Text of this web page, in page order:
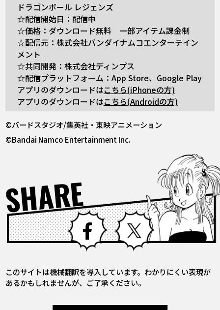
ドラゴンボール レジェンズ
☆配信開始日：配信中
☆価格：ダウンロード無料 一部アイテム課金制
☆配信元：株式会社バンダイナムコエンターテイン
メント
☆共同開発：株式会社ディンプス
☆配信プラットフォーム：App Store、Google Play
アプリのダウンロードはこちら(iPhoneの方)
アプリのダウンロードはこちら(Androidの方)
©バードスタジオ/集英社・東映アニメーション
©Bandai Namco Entertainment Inc.
SHARE Facebook X
このサイトは機械翻訳を導入しています。わかりにくい表現が
あるかもしれませんが、ご了承ください。